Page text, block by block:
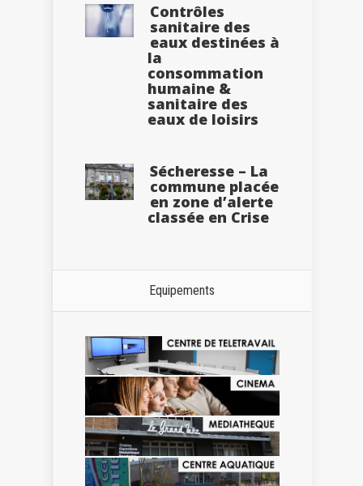
Contrôles
sanitaire des
eaux destinées à
la
consommation
humaine &
sanitaire des
eaux de loisirs
Sécheresse – La
commune placée
en zone d’alerte
classée en Crise
Equipements